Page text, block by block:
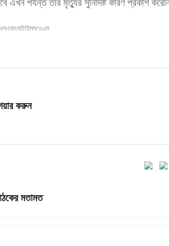
এখন পর্যন্ত তার মৃত্যুর সুনির্দিষ্ট কারণ প্রকাশ
ওএম
করুন
মতামত